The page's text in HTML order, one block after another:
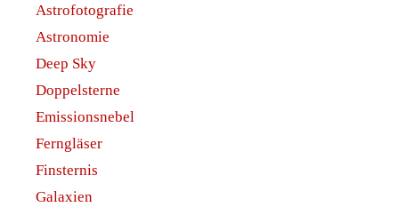
Astrofotografie
Astronomie
Deep Sky
Doppelsterne
Emissionsnebel
Ferngläser
Finsternis
Galaxien